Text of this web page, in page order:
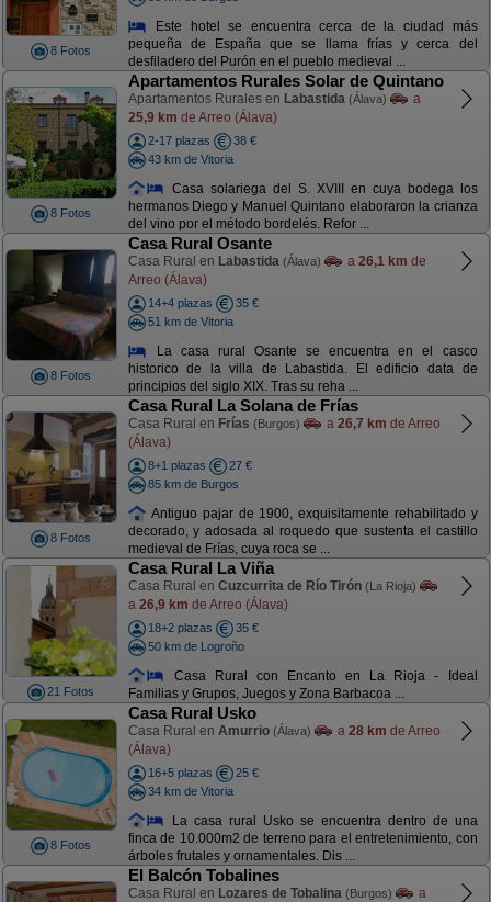
8 Fotos
Este hotel se encuentra cerca de la ciudad más
pequeña de España que se llama frías y cerca del
desfiladero del Purón en el pueblo medieval ...
8 Fotos
Apartamentos Rurales Solar de Quintano
Apartamentos Rurales en Labastida (Álava)
a
25,9 km de Arreo (Álava)
2-17 plazas
38 €
43 km de Vitoria
Casa solariega del S. XVIII en cuya bodega los
hermanos Diego y Manuel Quintano elaboraron la crianza
del vino por el método bordelés. Refor ...
8 Fotos
Casa Rural Osante
Casa Rural en Labastida (Álava) a 26,1 km de
Arreo (Álava)
14+4 plazas
35 €
51 km de Vitoria
La casa rural Osante se encuentra en el casco
historico de la villa de Labastida. El edificio data de
principios del siglo XIX. Tras su reha ...
8 Fotos
Casa Rural La Solana de Frías
Casa Rural en Frías (Burgos) a 26,7 km de Arreo
(Álava)
8+1 plazas
27 €
85 km de Burgos
Antiguo pajar de 1900, exquisitamente rehabilitado y
decorado, y adosada al roquedo que sustenta el castillo
medieval de Frías, cuya roca se ...
21 Fotos
Casa Rural La Viña
Casa Rural en Cuzcurrita de Río Tirón (La Rioja)
a 26,9 km de Arreo (Álava)
18+2 plazas
35 €
50 km de Logroño
Casa Rural con Encanto en La Rioja - Ideal
Familias y Grupos, Juegos y Zona Barbacoa ...
8 Fotos
Casa Rural Usko
Casa Rural en Amurrio (Álava) a 28 km de Arreo
(Álava)
16+5 plazas
25 €
34 km de Vitoria
La casa rural Usko se encuentra dentro de una
finca de 10.000m2 de terreno para el entretenimiento, con
árboles frutales y ornamentales. Dis ...
El Balcón Tobalines
Casa Rural en Lozares de Tobalina (Burgos)
a